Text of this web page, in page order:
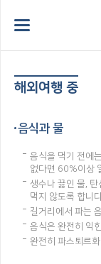
해외여행 중
음식과 물
음식을 먹기 전에
없다면 60%이상
생수나 끓인 물,
먹지 않도록 합니
길거리에서 파는
음식은 완전히 익
완전히 파스퇴르